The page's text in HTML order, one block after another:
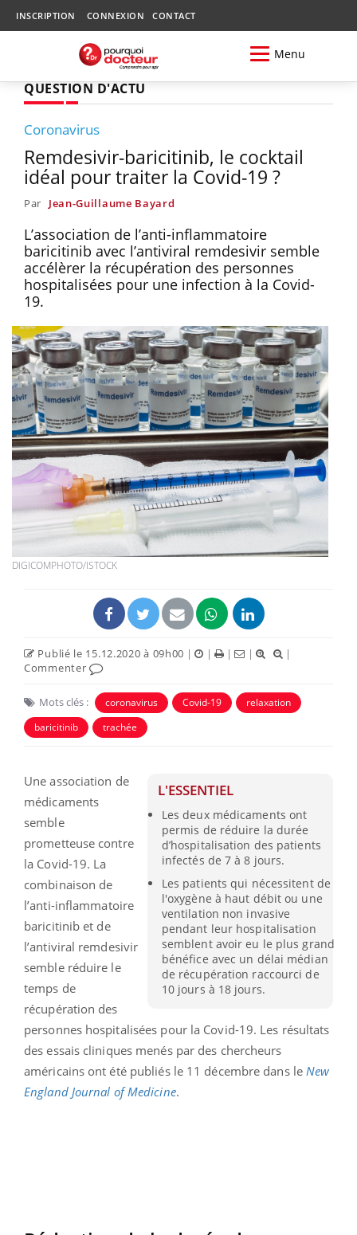
INSCRIPTION CONNEXION CONTACT
Menu
QUESTION D'ACTU
Coronavirus
Remdesivir-baricitinib, le cocktail
idéal pour traiter la Covid-19 ?
Par Jean-Guillaume Bayard
L’association de l’anti-inflammatoire
baricitinib avec l’antiviral remdesivir semble
accélèrer la récupération des personnes
hospitalisées pour une infection à la Covid-
19.
DIGICOMPHOTO/ISTOCK
Publié le 15.12.2020 à 09h00 | | | |
|
Commenter
Mots clés : coronavirus Covid-19
relaxation
baricitinib
trachée
L'ESSENTIEL
Les deux médicaments ont
permis de réduire la durée
d’hospitalisation des patients
infectés de 7 à 8 jours.
Les patients qui nécessitent de
l'oxygène à haut débit ou une
ventilation non invasive
pendant leur hospitalisation
semblent avoir eu le plus grand
bénéfice avec un délai médian
de récupération raccourci de
10 jours à 18 jours.
Une association de
médicaments
semble
prometteuse contre
la Covid-19. La
combinaison de
l’anti-inflammatoire
baricitinib et de
l’antiviral remdesivir
semble réduire le
temps de
récupération des
personnes hospitalisées pour la Covid-19. Les résultats
des essais cliniques menés par des chercheurs
américains ont été publiés le 11 décembre dans leNew
England Journal of Medicine.